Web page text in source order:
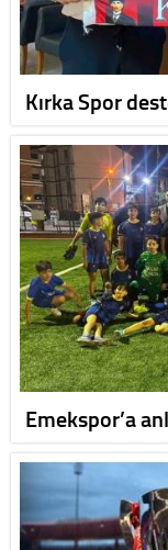
Kırka Spor
Emekspor’a